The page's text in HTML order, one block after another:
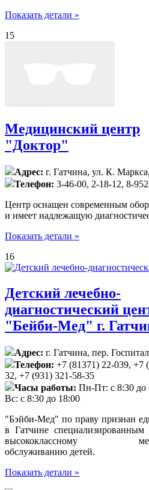
Показать детали »
15
Медицинский центр
"Доктор"
Адрес: г. Гатчина, ул. К.
Телефон: 3-46-00, 2-18-12, 8-
Центр оснащен современным
и имеет надлежащую
Показать детали »
16
Детский лечебно-
диагностический
"Бейби-Мед" г.
Адрес: г. Гатчина, пер.
Телефон: +7 (81371) 22-039, +7
32, +7 (931) 321-58-35
Часы работы: Пн-Пт: с 8:30 до
Вс: с 8:30 до 18:00
"Бэйби-Мед" по праву признан
в Гатчине
высококлассному
обслуживанию детей.
Показать детали »